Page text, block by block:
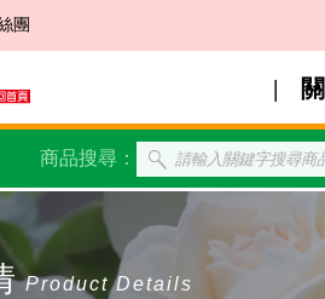
團
商品搜尋：
Product Details